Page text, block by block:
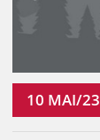
10 MAI/23